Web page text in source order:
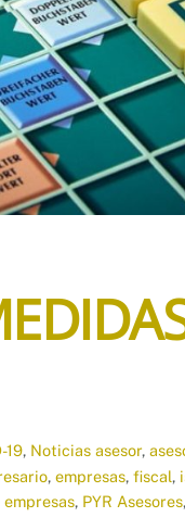
19, Noticias asesor,
, empresas, fiscal,
, PYR Asesores,